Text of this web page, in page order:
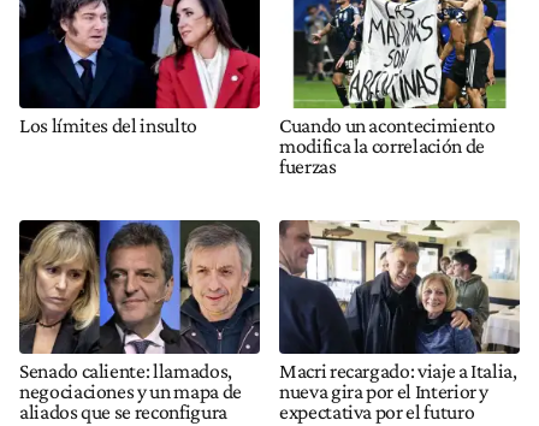
Los límites del insulto
Cuando un acontecimiento
modifica la correlación de
fuerzas
Senado caliente: llamados,
negociaciones y un mapa de
aliados que se reconfigura
Macri recargado: viaje a Italia,
nueva gira por el Interior y
expectativa por el futuro